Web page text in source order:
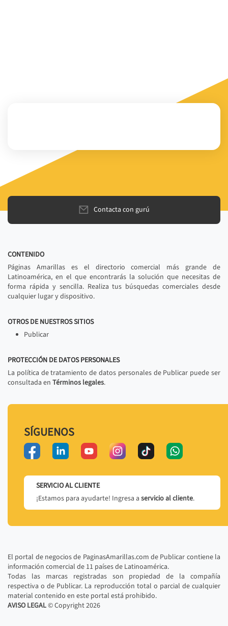
Contacta con gurú
CONTENIDO
Páginas Amarillas es el directorio comercial más grande de
Latinoamérica, en el que encontrarás la solución que necesitas de
forma rápida y sencilla. Realiza tus búsquedas comerciales desde
cualquier lugar y dispositivo.
OTROS DE NUESTROS SITIOS
Publicar
PROTECCIÓN DE DATOS PERSONALES
La política de tratamiento de datos personales de Publicar puede ser
consultada en Términos legales.
SÍGUENOS
SERVICIO AL CLIENTE
¡Estamos para ayudarte! Ingresa a servicio al cliente.
El portal de negocios de PaginasAmarillas.com de Publicar contiene la
información comercial de 11 países de Latinoamérica.
Todas las marcas registradas son propiedad de la compañía
respectiva o de Publicar. La reproducción total o parcial de cualquier
material contenido en este portal está prohibido.
AVISO LEGAL© Copyright2026